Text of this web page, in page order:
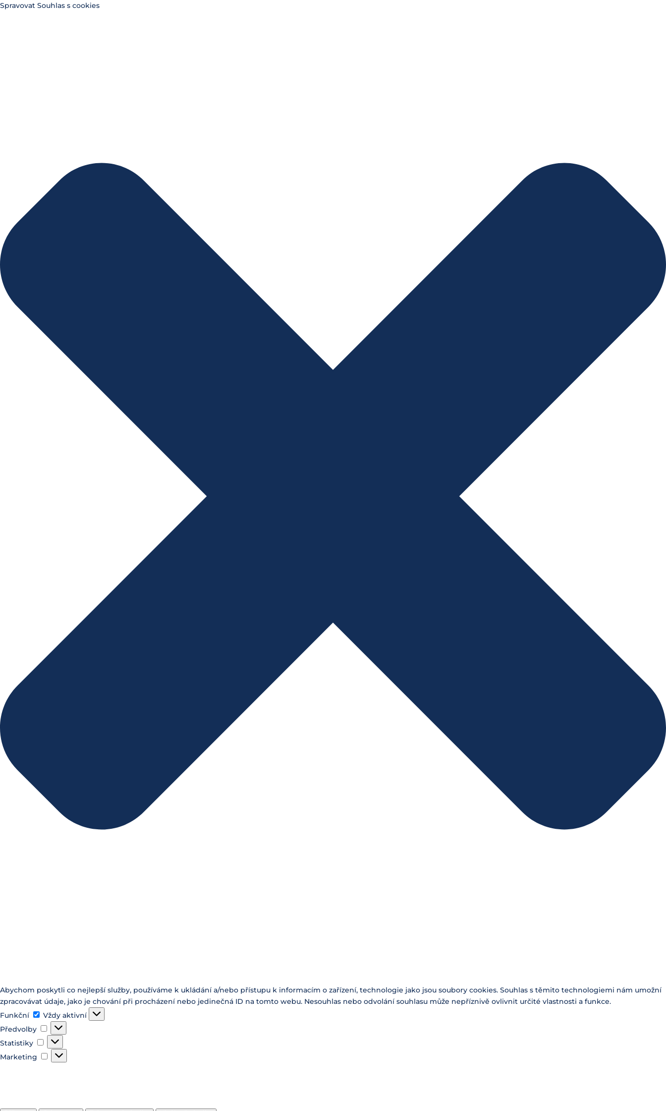
Spravovat Souhlas s cookies
Abychom poskytli co nejlepší služby, používáme k ukládání a/nebo přístupu k informacím o zařízení, technologie jako jsou soubory cookies. Souhlas s těmito technologiemi nám umožní
zpracovávat údaje, jako je chování při procházení nebo jedinečná ID na tomto webu. Nesouhlas nebo odvolání souhlasu může nepříznivě ovlivnit určité vlastnosti a funkce.
Funkční
Funkční
Vždy aktivní
Předvolby
Předvolby
Statistiky
Statistiky
Marketing
Marketing